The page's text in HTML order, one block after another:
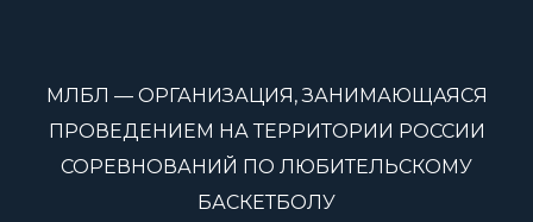
МЛБЛ — ОРГАНИЗАЦИЯ, ЗАНИМАЮЩАЯСЯ
ПРОВЕДЕНИЕМ НА ТЕРРИТОРИИ РОССИИ
СОРЕВНОВАНИЙ ПО ЛЮБИТЕЛЬСКОМУ
БАСКЕТБОЛУ